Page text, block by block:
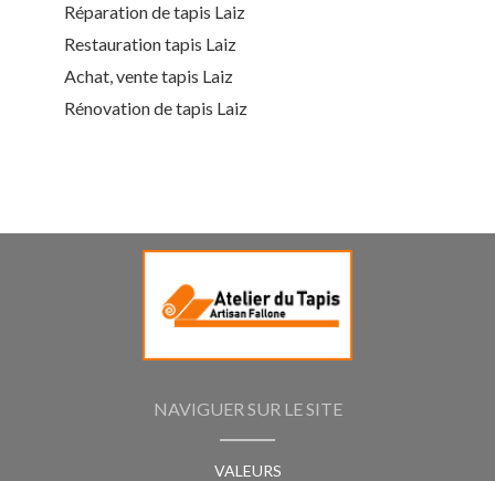
Réparation de tapis Laiz
Restauration tapis Laiz
Achat, vente tapis Laiz
Rénovation de tapis Laiz
NAVIGUER SUR LE SITE
VALEURS